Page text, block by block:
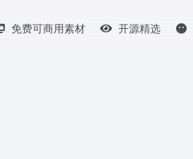
免费可商用素材 开源精选